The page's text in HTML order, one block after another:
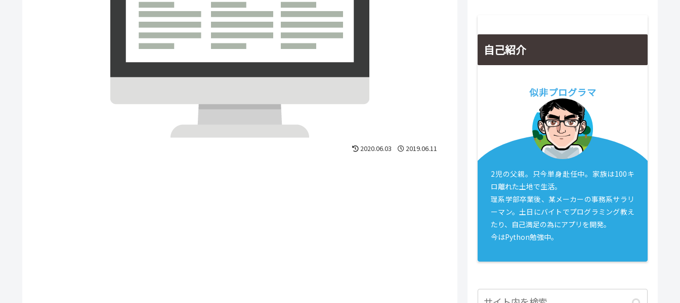
2020.06.03 2019.06.11
自己紹介
似非プログラマ
2児の父親。只今単身赴任中。家族は100キ
ロ離れた土地で生活。
理系学部卒業後、某メーカーの事務系サラリ
ーマン。土日にバイトでプログラミング教え
たり、自己満足の為にアプリを開発。
今はPython勉強中。